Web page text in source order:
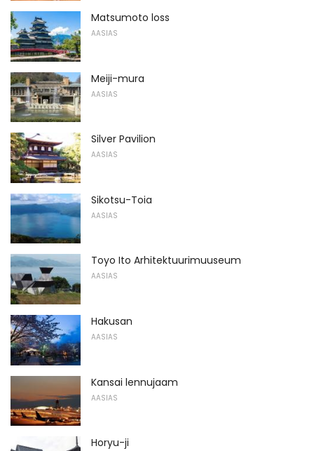
Matsumoto loss
AASIAS
Meiji-mura
AASIAS
Silver Pavilion
AASIAS
Sikotsu-Toia
AASIAS
Toyo Ito Arhitektuurimuuseum
AASIAS
Hakusan
AASIAS
Kansai lennujaam
AASIAS
Horyu-ji